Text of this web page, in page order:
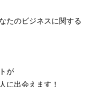
たのビジネスに関する
が
に出会えます！